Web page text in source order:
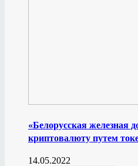
«Белорусская железная
криптовалюту путем
14.05.2022